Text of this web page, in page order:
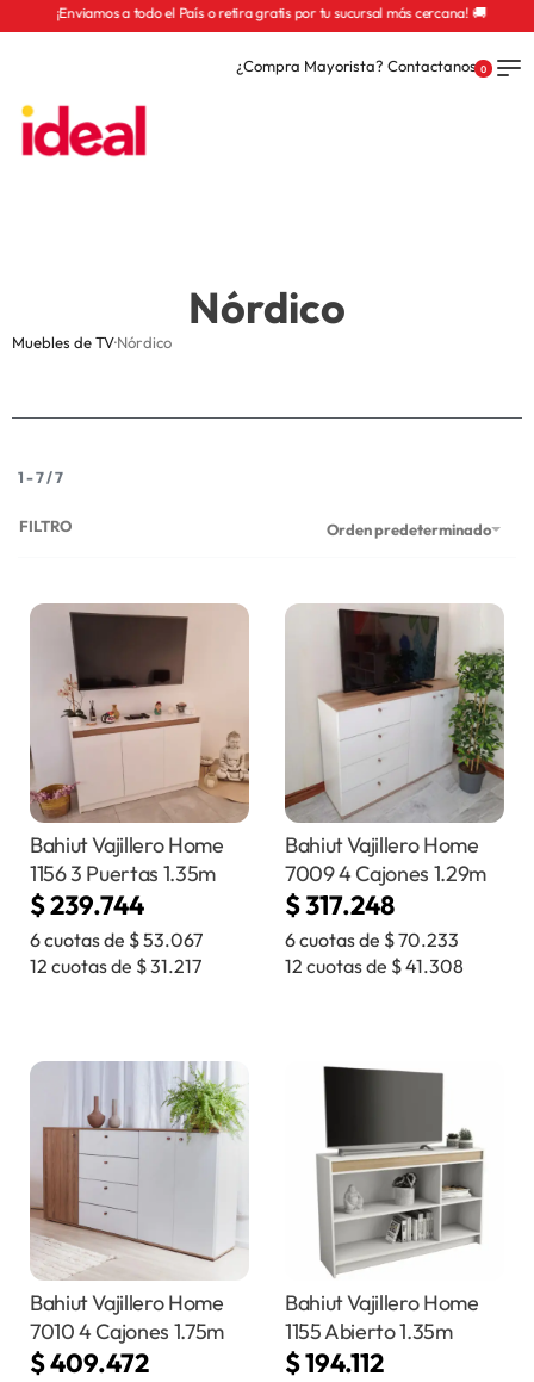
¡Enviamos a todo el País o retira gratis por tu sucursal más cercana! 🚚
¿Compra Mayorista? Contactanos 0
Nórdico
Muebles de TV·Nórdico
1-7/7
Orden predeterminado
FILTRO
Bahiut Vajillero Home
1156 3 Puertas 1.35m
$239.744
6 cuotas de $53.067
12 cuotas de $31.217
Bahiut Vajillero Home
7009 4 Cajones 1.29m
$317.248
6 cuotas de $70.233
12 cuotas de $41.308
Bahiut Vajillero Home
7010 4 Cajones 1.75m
$409.472
Bahiut Vajillero Home
1155 Abierto 1.35m
$194.112